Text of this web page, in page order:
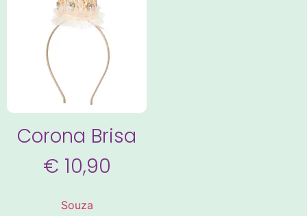
Corona Brisa
€ 10,90
Souza